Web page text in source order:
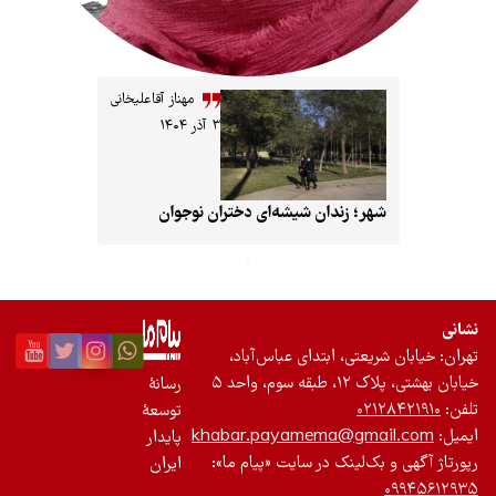
مهناز آقاعلیخانی
۳ آذر ۱۴۰۴
زندان شیشه‌ای دختران نوجوان
ابتدای عباس‌آباد،
در سایت «پیام ما»:
رسانۀ
پایدار
ایران